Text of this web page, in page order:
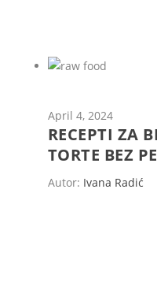
April 4, 2024
RECEPTI ZA
TORTE BEZ
Autor: Ivana Radić